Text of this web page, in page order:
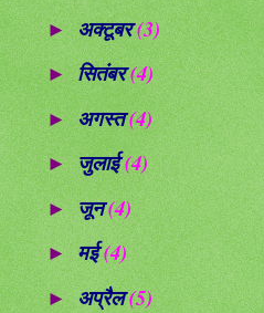
►अक्टूबर(3)
►सितंबर(4)
►अगस्त(4)
►जुलाई(4)
►जून(4)
►मई(4)
►अप्रैल(5)